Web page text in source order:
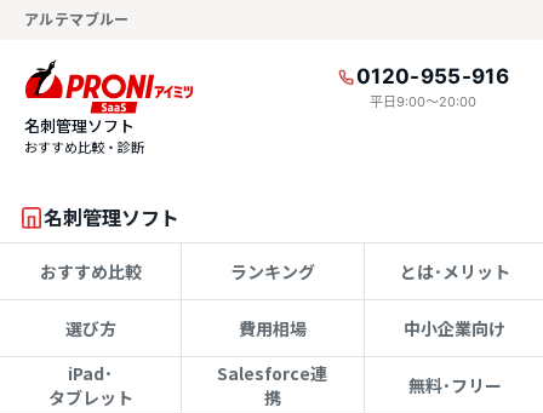
アルテマブルー
0120-955-916
平日9:00〜20:00
名刺管理ソフト
おすすめ比較・診断
名刺管理ソフト
おすすめ比較 ランキング とは･メリット
選び方 費用相場
中小企業向け
iPad･
タブレット
Salesforce連
携
無料･フリー